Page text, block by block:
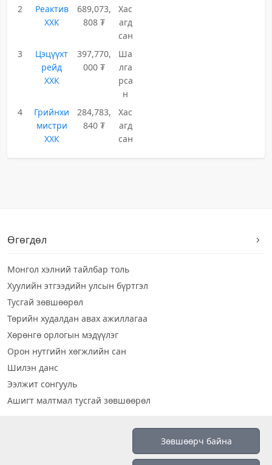
2
Реактив
ХХК
689,073,
808 ₮
Хас
агд
сан
3
Цэцүүхт
рейд
ХХК
397,770,
000 ₮
Ша
лга
рса
н
4
Грийнхи
мистри
ХХК
284,783,
840 ₮
Хас
агд
сан
Өгөгдөл
Монгол хэлний тайлбар толь
Хуулийн этгээдийн улсын бүртгэл
Тусгай зөвшөөрөл
Төрийн худалдан авах ажиллагаа
Хөрөнгө орлогын мэдүүлэг
Орон нутгийн хөгжлийн сан
Шилэн данс
Ээлжит сонгууль
Ашигт малтмал тусгай зөвшөөрөл
Зөвшөөрч байна